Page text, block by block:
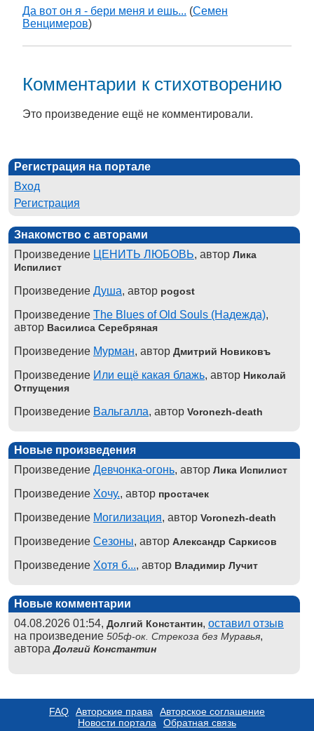
Да вот он я - бери меня и ешь... (Семен
Венцимеров)
Комментарии к стихотворению
Это произведение ещё не комментировали.
Регистрация на портале
Вход
Регистрация
Знакомство с авторами
Произведение ЦЕНИТЬ ЛЮБОВЬ, автор Лика
Испилист
Произведение Душа, автор pogost
Произведение The Blues of Old Souls (Надежда),
автор Василиса Серебряная
Произведение Мурман, автор Дмитрий Новиковъ
Произведение Или ещё какая блажь, автор Николай
Отпущения
Произведение Вальгалла, автор Voronezh-death
Новые произведения
Произведение Девчонка-огонь, автор Лика Испилист
Произведение Хочу., автор простачек
Произведение Могилизация, автор Voronezh-death
Произведение Сезоны, автор Александр Саркисов
Произведение Хотя б..., автор Владимир Лучит
Новые комментарии
04.08.2026 01:54, Долгий Константин, оставил отзыв
на произведение 505ф-ок. Стрекоза без Муравья,
автораДолгий Константин
FAQ Авторские права
Авторское соглашение
Новости портала
Обратная связь